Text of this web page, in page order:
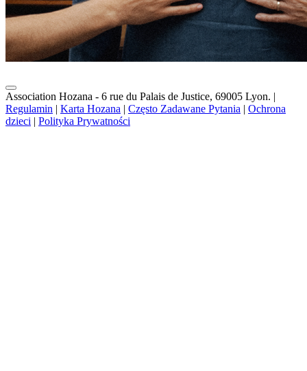
Association Hozana - 6 rue du Palais de Justice, 69005 Lyon. |
Regulamin | Karta Hozana | Często Zadawane Pytania | Ochrona
dzieci | Polityka Prywatności